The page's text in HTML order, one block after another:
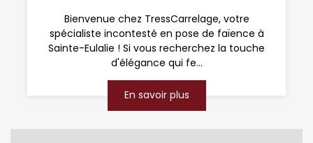
Bienvenue chez TressCarrelage, votre
spécialiste incontesté en pose de faïence à
Sainte-Eulalie ! Si vous recherchez la touche
d'élégance qui fe...
En savoir plus